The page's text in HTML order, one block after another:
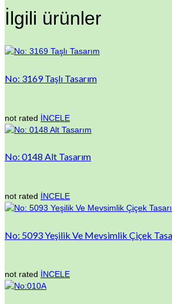
İlgili ürünler
No: 3169 Taşlı Tasarım
not rated İNCELE
No: 0148 Alt Tasarım
not rated İNCELE
No: 5093 Yeşilik Ve Mevsimlik Çiçek
not rated İNCELE